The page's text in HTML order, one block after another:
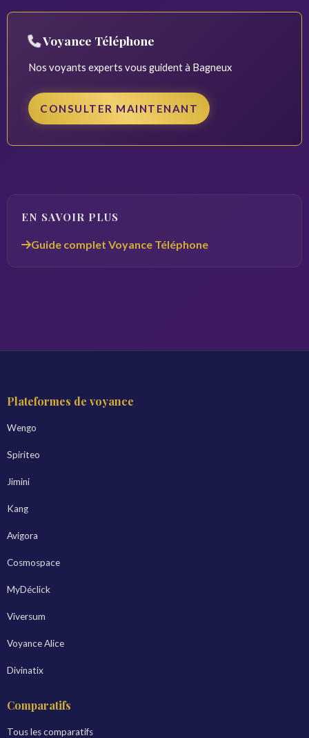
Voyance Téléphone
Nos voyants experts vous guident à Bagneux
CONSULTER MAINTENANT
EN SAVOIR PLUS
Guide complet Voyance Téléphone
Plateformes de voyance
Wengo
Spiriteo
Jimini
Kang
Avigora
Cosmospace
MyDéclick
Viversum
Voyance Alice
Divinatix
Comparatifs
Tous les comparatifs